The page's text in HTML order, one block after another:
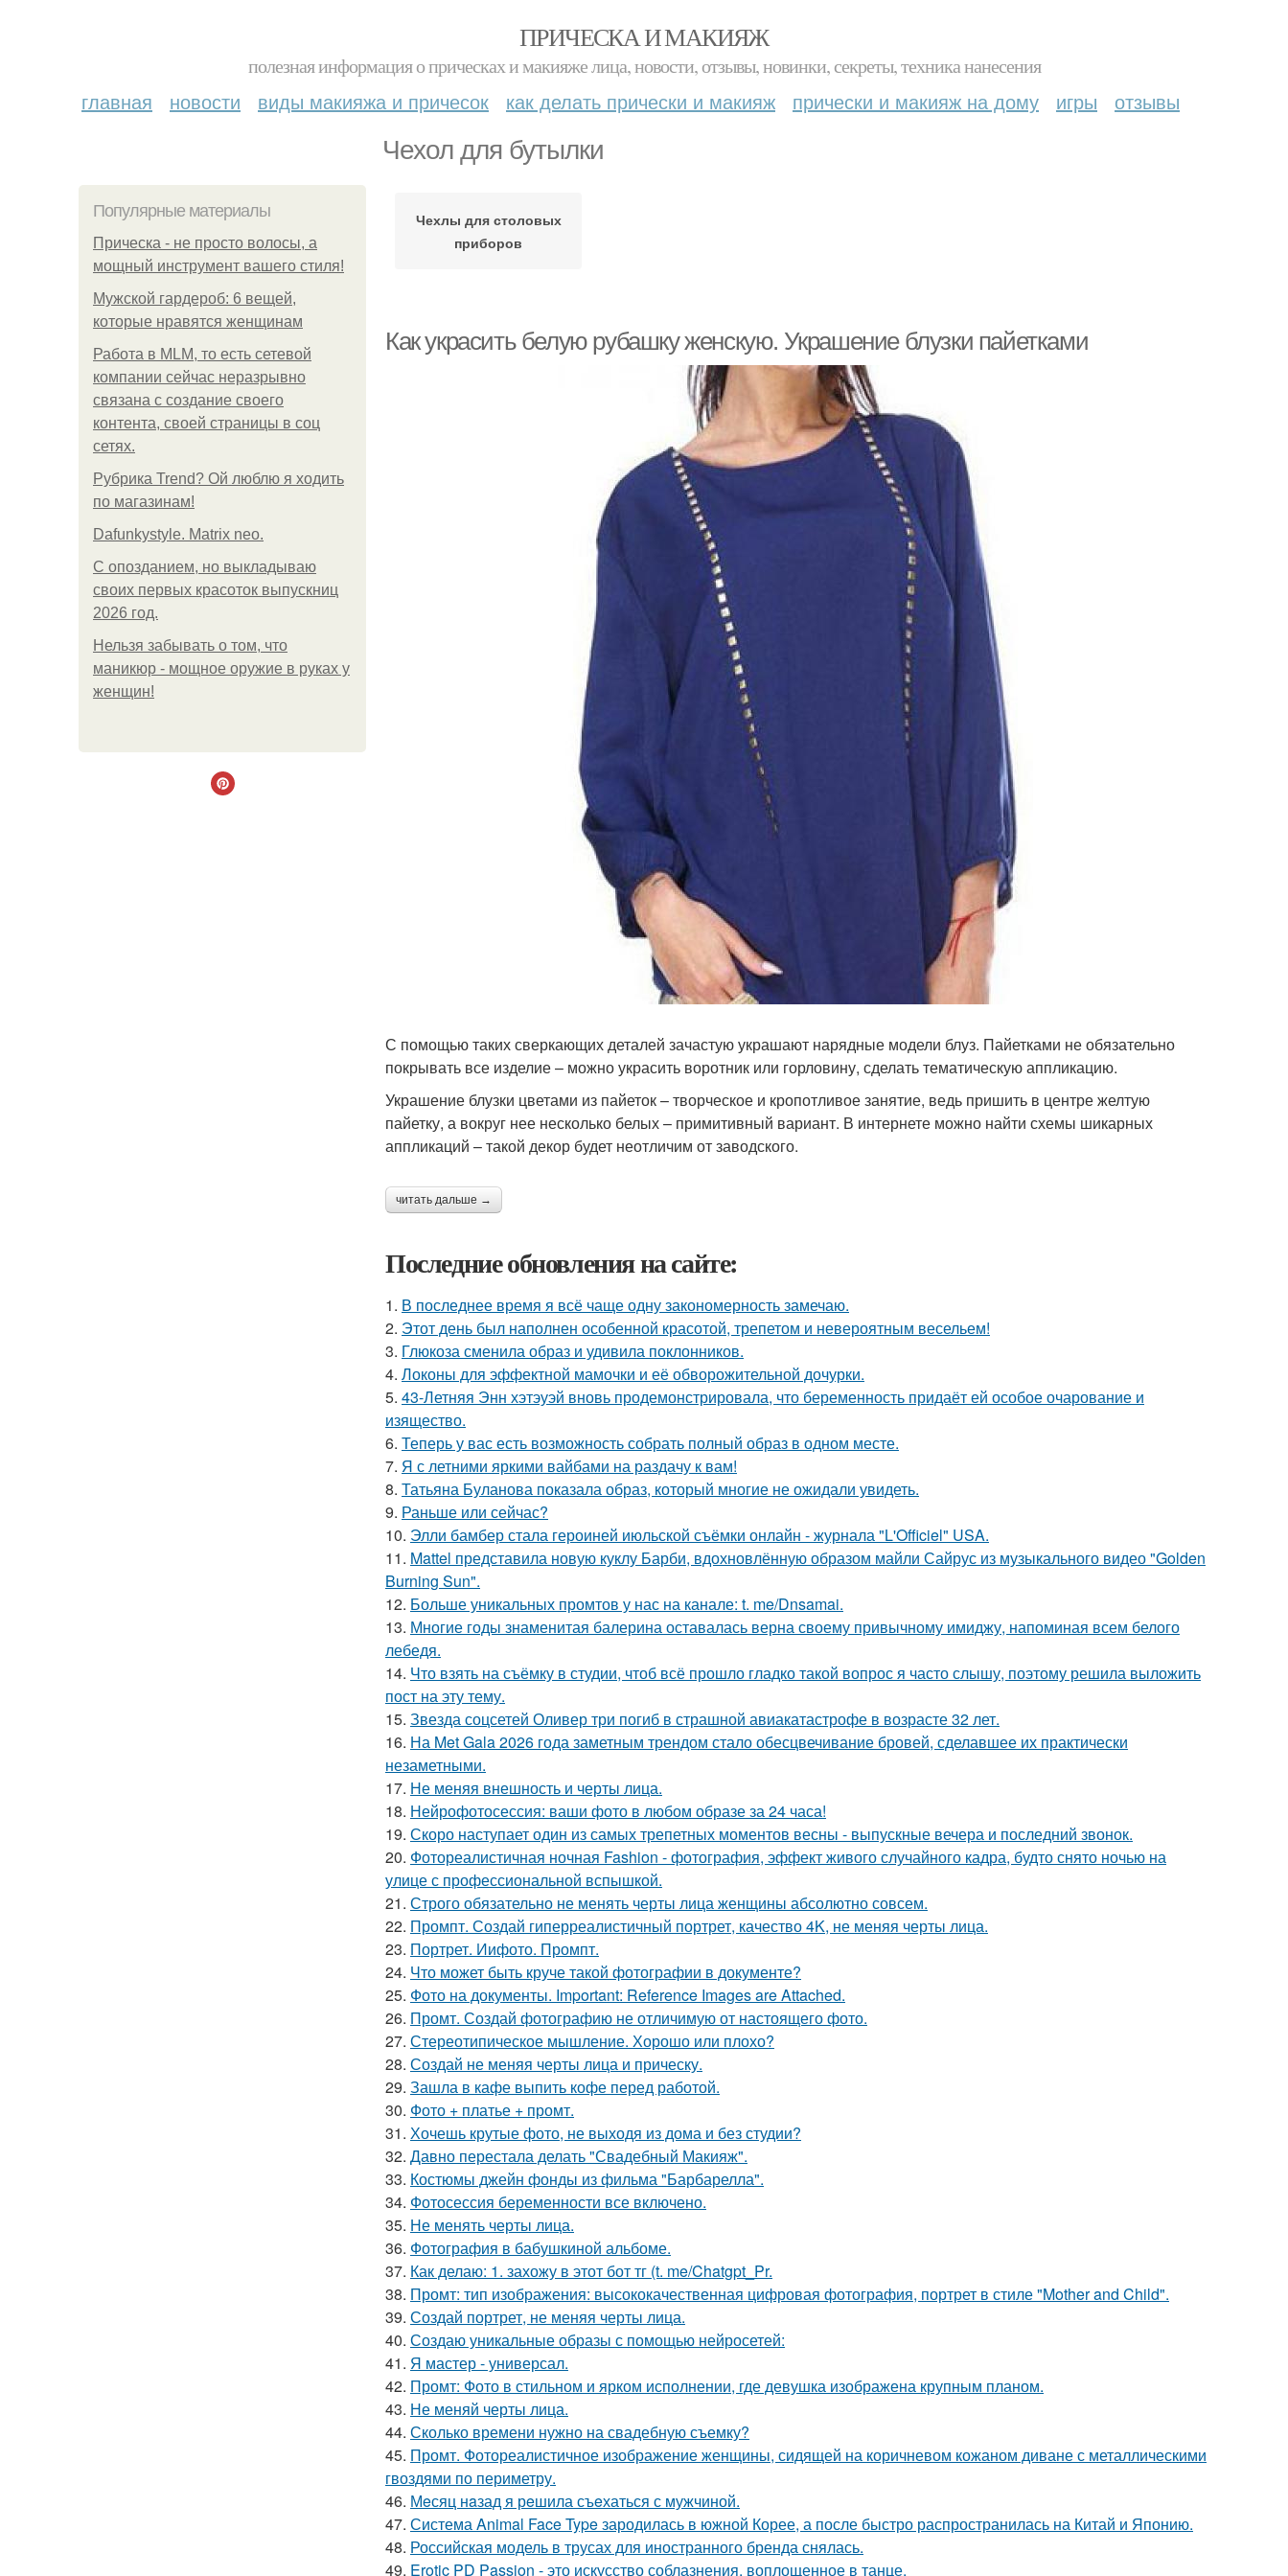
ПРИЧЕСКА И МАКИЯЖ
полезная информация о прическах и макияже лица, новости, отзывы, новинки, секреты, техника нанесения
главная новости виды макияжа и причесок как делать прически и макияж прически и макияж на дому игры отзывы
Чехол для бутылки
Популярные материалы
Прическа - не просто волосы, а
мощный инструмент вашего стиля!
Мужской гардероб: 6 вещей,
которые нравятся женщинам
Работа в MLM, то есть сетевой
компании сейчас неразрывно
связана с создание своего
контента, своей страницы в соц
сетях.
Рубрика Trend? Ой люблю я ходить
по магазинам!
Dafunkystyle. Matrix neo.
С опозданием, но выкладываю
своих первых красоток выпускниц
2026 год.
Нельзя забывать о том, что
маникюр - мощное оружие в руках у
женщин!
Чехлы для столовых
приборов
Как украсить белую рубашку женскую. Украшение блузки пайетками
С помощью таких сверкающих деталей зачастую украшают нарядные модели блуз. Пайетками не обязательно
покрывать все изделие – можно украсить воротник или горловину, сделать тематическую аппликацию.
Украшение блузки цветами из пайеток – творческое и кропотливое занятие, ведь пришить в центре желтую
пайетку, а вокруг нее несколько белых – примитивный вариант. В интернете можно найти схемы шикарных
аппликаций – такой декор будет неотличим от заводского.
читать дальше →
Последние обновления на сайте:
1. В последнее время я всё чаще одну закономерность замечаю.
2. Этот день был наполнен особенной красотой, трепетом и невероятным весельем!
3. Глюкоза сменила образ и удивила поклонников.
4. Локоны для эффектной мамочки и её обворожительной дочурки.
5. 43-Летняя Энн хэтэуэй вновь продемонстрировала, что беременность придаёт ей особое очарование и
изящество.
6. Теперь у вас есть возможность собрать полный образ в одном месте.
7. Я с летними яркими вайбами на раздачу к вам!
8. Татьяна Буланова показала образ, который многие не ожидали увидеть.
9. Раньше или сейчас?
10. Элли бамбер стала героиней июльской съёмки онлайн - журнала "L'Officiel" USA.
11. Mattel представила новую куклу Барби, вдохновлённую образом майли Сайрус из музыкального видео "Golden
Burning Sun".
12. Больше уникальных промтов у нас на канале: t. me/Dnsamai.
13. Многие годы знаменитая балерина оставалась верна своему привычному имиджу, напоминая всем белого
лебедя.
14. Что взять на съёмку в студии, чтоб всё прошло гладко такой вопрос я часто слышу, поэтому решила выложить
пост на эту тему.
15. Звезда соцсетей Оливер три погиб в страшной авиакатастрофе в возрасте 32 лет.
16. На Met Gala 2026 года заметным трендом стало обесцвечивание бровей, сделавшее их практически
незаметными.
17. Не меняя внешность и черты лица.
18. Нейрофотосессия: ваши фото в любом образе за 24 часа!
19. Скоро наступает один из самых трепетных моментов весны - выпускные вечера и последний звонок.
20. Фотореалистичная ночная Fashion - фотография, эффект живого случайного кадра, будто снято ночью на
улице с профессиональной вспышкой.
21. Строго обязательно не менять черты лица женщины абсолютно совсем.
22. Промпт. Создай гиперреалистичный портрет, качество 4K, не меняя черты лица.
23. Портрет. Иифото. Промпт.
24. Что может быть круче такой фотографии в документе?
25. Фото на документы. Important: Reference Images are Attached.
26. Промт. Создай фотографию не отличимую от настоящего фото.
27. Стереотипическое мышление. Хорошо или плохо?
28. Создай не меняя черты лица и прическу.
29. Зашла в кафе выпить кофе перед работой.
30. Фото + платье + промт.
31. Хочешь крутые фото, не выходя из дома и без студии?
32. Давно перестала делать "Свадебный Макияж".
33. Костюмы джейн фонды из фильма "Барбарелла".
34. Фотосессия беременности все включено.
35. Не менять черты лица.
36. Фотография в бабушкиной альбоме.
37. Как делаю: 1. захожу в этот бот тг (t. me/Chatgpt_Pr.
38. Промт: тип изображения: высококачественная цифровая фотография, портрет в стиле "Mother and Child".
39. Создай портрет, не меняя черты лица.
40. Создаю уникальные образы с помощью нейросетей:
41. Я мастер - универсал.
42. Промт: Фото в стильном и ярком исполнении, где девушка изображена крупным планом.
43. Не меняй черты лица.
44. Сколько времени нужно на свадебную съемку?
45. Промт. Фотореалистичное изображение женщины, сидящей на коричневом кожаном диване с металлическими
гвоздями по периметру.
46. Мeсяц нaзад я рeшила съeхаться с мужчиной.
47. Система Animal Face Type зародилась в южной Корее, а после быстро распространилась на Китай и Японию.
48. Российская модель в трусах для иностранного бренда снялась.
49. Erotic PD Passion - это искусство соблазнения, воплощенное в танце.